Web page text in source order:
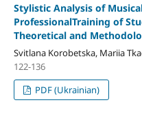
Stylistic Analysis of
ProfessionalTraining of
Theoretical and
Svitlana Korobetska, Mariia
122-136
PDF (Ukrainian)